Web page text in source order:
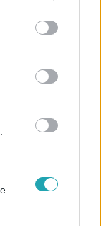
may click to
party tags to
below Google
hiányától
hogy mekkora